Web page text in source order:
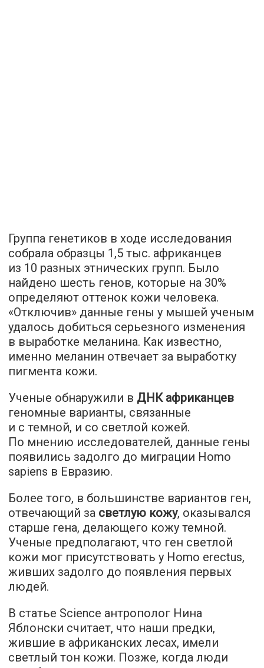
Группа генетиков в ходе исследования
собрала образцы 1,5 тыс. африканцев
из 10 разных этнических групп. Было
найдено шесть генов, которые на 30%
определяют оттенок кожи человека.
«Отключив» данные гены у мышей ученым
удалось добиться серьезного изменения
в выработке меланина. Как известно,
именно меланин отвечает за выработку
пигмента кожи.
Ученые обнаружили в ДНК африканцев
геномные варианты, связанные
и с темной, и со светлой кожей.
По мнению исследователей, данные гены
появились задолго до миграции Homo
sapiens в Евразию.
Более того, в большинстве вариантов ген,
отвечающий за светлую кожу, оказывался
старше гена, делающего кожу темной.
Ученые предполагают, что ген светлой
кожи мог присутствовать у Homo erectus,
живших задолго до появления первых
людей.
В статье Science антрополог Нина
Яблонски считает, что наши предки,
жившие в африканских лесах, имели
светлый тон кожи. Позже, когда люди